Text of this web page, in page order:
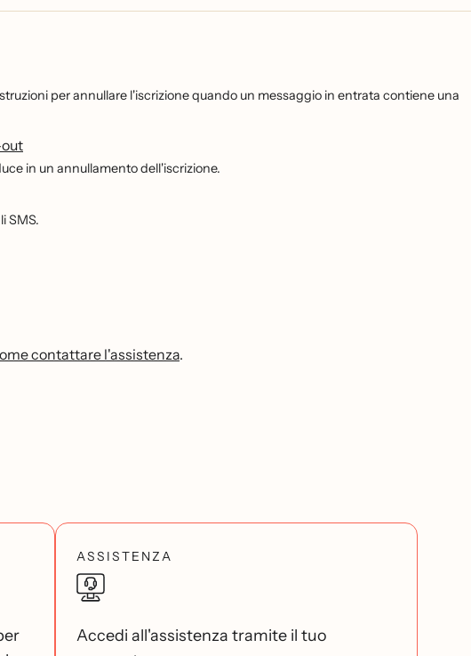
per annullare l'iscrizione quando un messaggio in entrata contiene una
in un annullamento dell'iscrizione.
SMS.
contattare l'assistenza.
ASSISTENZA
Accedi all'assistenza tramite il tuo